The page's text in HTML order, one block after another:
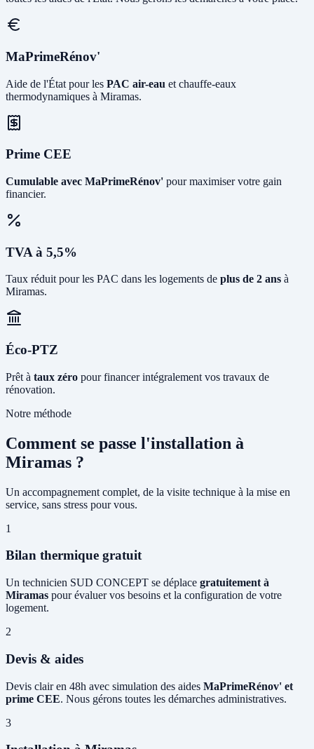
MaPrimeRénov'
Aide de l'État pour les PAC air-eau et chauffe-eaux
thermodynamiques à Miramas.
Prime CEE
Cumulable avec MaPrimeRénov' pour maximiser votre gain
financier.
TVA à 5,5%
Taux réduit pour les PAC dans les logements de plus de 2 ans à
Miramas.
Éco-PTZ
Prêt à taux zéro pour financer intégralement vos travaux de
rénovation.
Notre méthode
Comment se passe l'installation à
Miramas ?
Un accompagnement complet, de la visite technique à la mise en
service, sans stress pour vous.
1
Bilan thermique gratuit
Un technicien SUD CONCEPT se déplace gratuitement à
Miramas pour évaluer vos besoins et la configuration de votre
logement.
2
Devis & aides
Devis clair en 48h avec simulation des aides MaPrimeRénov' et
prime CEE. Nous gérons toutes les démarches administratives.
3